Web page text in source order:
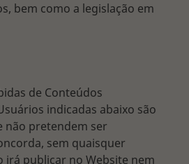
bem como a legislação em
de Conteúdos
indicadas abaixo são
não pretendem ser
sem quaisquer
irá publicar no Website nem